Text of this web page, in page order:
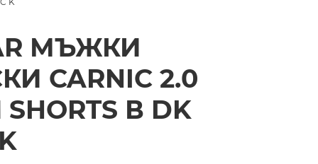
МЪЖКИ
CARNIC 2.0
В DK